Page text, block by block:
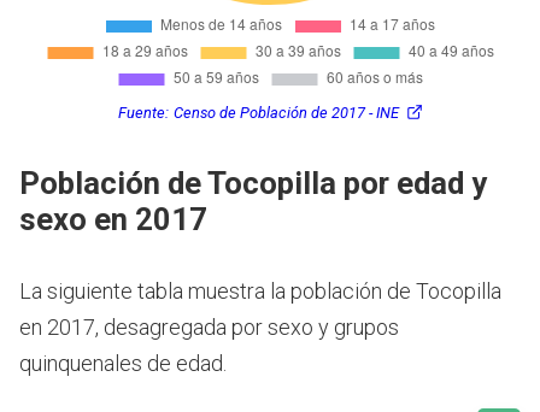
Fuente: Censo de Población de 2017 - INE
Población de Tocopilla por edad y
sexo en 2017
La siguiente tabla muestra la población de Tocopilla
en 2017, desagregada por sexo y grupos
quinquenales de edad.